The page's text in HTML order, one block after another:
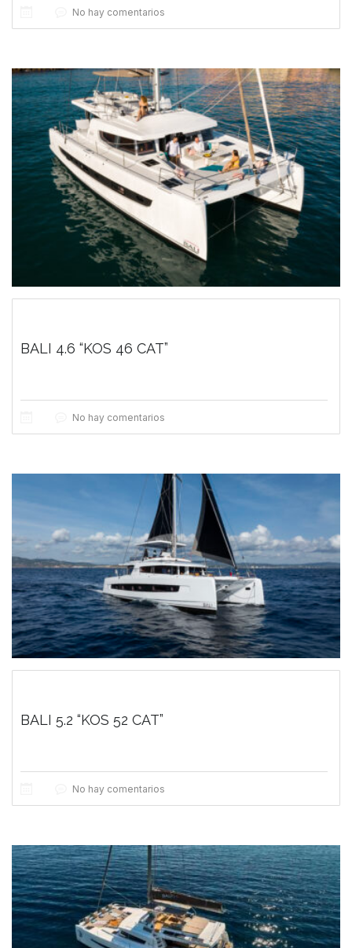
No hay comentarios
BALI 4.6 “KOS 46 CAT”
No hay comentarios
BALI 5.2 “KOS 52 CAT”
No hay comentarios